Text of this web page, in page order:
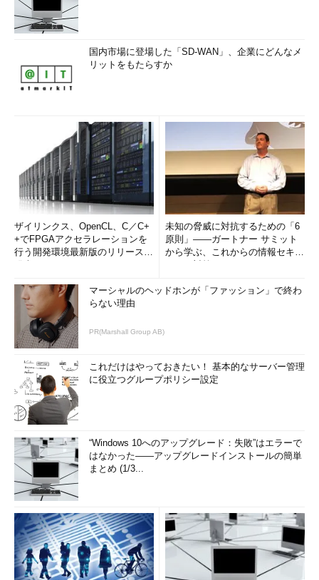
国内市場に登場した「SD-WAN」、企業にどんなメ
リットをもたらすか
ザイリンクス、OpenCL、C／C+
+でFPGAアクセラレーションを
行う開発環境最新版のリリースを
未知の脅威に対抗するための「6
原則」――ガートナー サミット
から学ぶ、これからの情報セキュ
マーシャルのヘッドホンが「ファッション」で終わ
らない理由
PR(Marshall Group AB)
これだけはやっておきたい！ 基本的なサーバー管理
に役立つグループポリシー設定
“Windows 10へのアップグレード：失敗”はエラーで
はなかった――アップグレードインストールの簡単
まとめ (1/3...